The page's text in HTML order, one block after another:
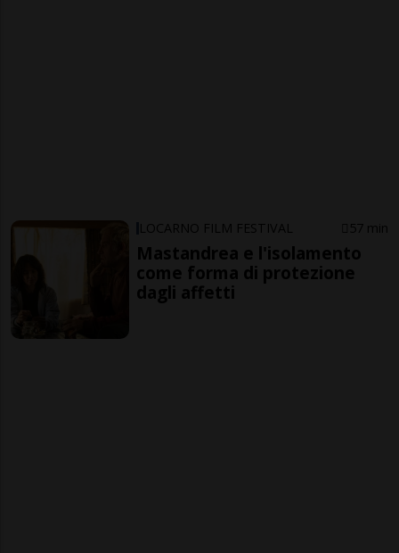
LOCARNO FILM FESTIVAL 57 min
Mastandrea e l'isolamento
come forma di protezione
dagli affetti